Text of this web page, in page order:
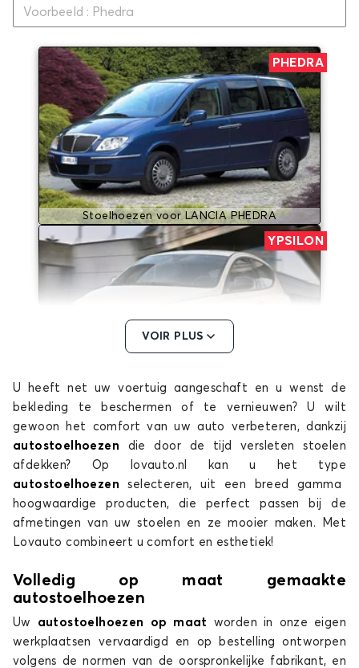
PHEDRA
Stoelhoezen voor LANCIA PHEDRA
YPSILON
Stoelhoezen voor LANCIA YPSILON
VOIR PLUS
U heeft net uw voertuig aangeschaft en u wenst de
bekleding te beschermen of te vernieuwen? U wilt
gewoon het comfort van uw auto verbeteren, dankzij
autostoelhoezen die door de tijd versleten stoelen
afdekken? Op lovauto.nl kan u het type
autostoelhoezenselecteren, uit een breed gamma
hoogwaardige producten, die perfect passen bij de
afmetingen van uw stoelen en ze mooier maken. Met
Lovauto combineert u comfort en esthetiek!
Volledig op maat gemaakte
autostoelhoezen
Uw autostoelhoezen op maat worden in onze eigen
werkplaatsen vervaardigd en op bestelling ontworpen
volgens de normen van de oorspronkelijke fabrikant, en